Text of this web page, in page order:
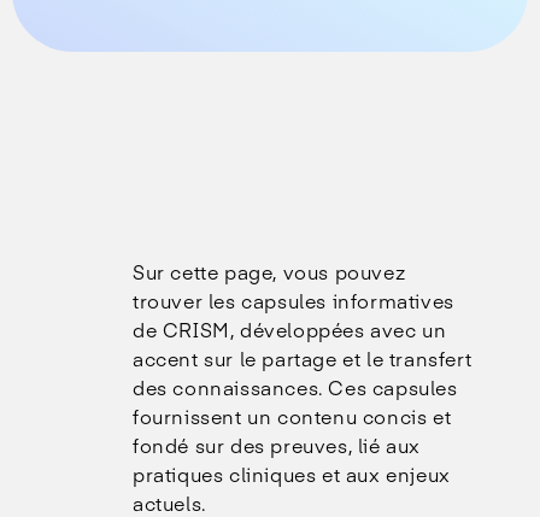
Sur cette page, vous pouvez
trouver les capsules informatives
de CRISM, développées avec un
accent sur le partage et le transfert
des connaissances. Ces capsules
fournissent un contenu concis et
fondé sur des preuves, lié aux
pratiques cliniques et aux enjeux
actuels.